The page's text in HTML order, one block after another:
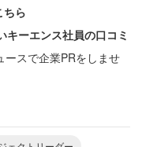
ちら
キーエンス社員の口コミ
ースで企業PRをしませ